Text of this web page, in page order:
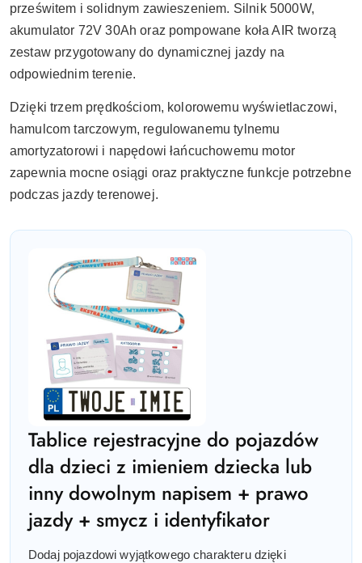
prześwitem i solidnym zawieszeniem. Silnik 5000W,
akumulator 72V 30Ah oraz pompowane koła AIR tworzą
zestaw przygotowany do dynamicznej jazdy na
odpowiednim terenie.
Dzięki trzem prędkościom, kolorowemu wyświetlaczowi,
hamulcom tarczowym, regulowanemu tylnemu
amortyzatorowi i napędowi łańcuchowemu motor
zapewnia mocne osiągi oraz praktyczne funkcje potrzebne
podczas jazdy terenowej.
Tablice rejestracyjne do pojazdów
dla dzieci z imieniem dziecka lub
inny dowolnym napisem + prawo
jazdy + smycz i identyfikator
Dodaj pojazdowi wyjątkowego charakteru dzięki